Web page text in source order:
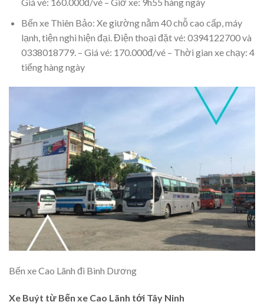
Bến xe Thiên Bảo: Xe giường nằm 40 chỗ cao cấp, máy
lạnh, tiện nghi hiện đại. Điện thoại đặt vé: 0394122700 và
0338018779. – Giá vé: 170.000đ/vé – Thời gian xe chạy: 4
tiếng hàng ngày
Bến xe Cao Lãnh đi Bình Dương
Xe Buýt từ Bến xe Cao Lãnh tới Tây Ninh